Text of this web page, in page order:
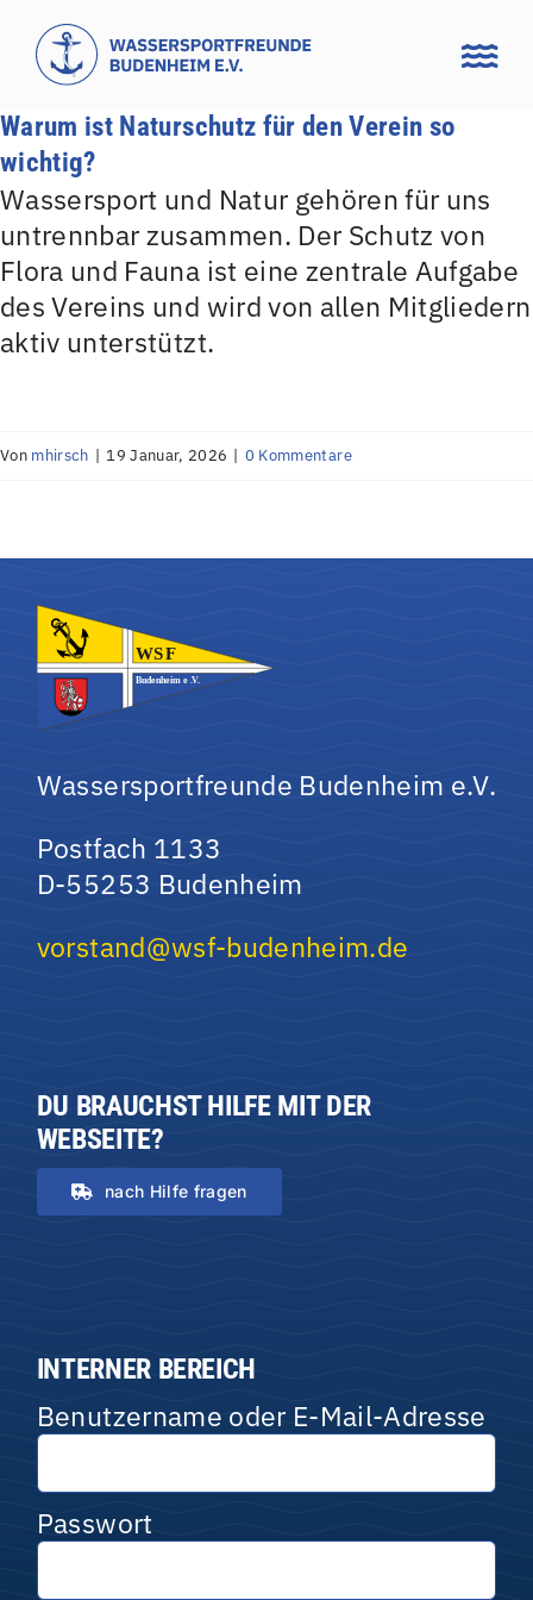
Zum
Inhalt
springen
Warum ist Naturschutz für den Verein so
wichtig?
Wassersport und Natur gehören für uns
untrennbar zusammen. Der Schutz von
Flora und Fauna ist eine zentrale Aufgabe
des Vereins und wird von allen Mitgliedern
aktiv unterstützt.
Von mhirsch | 19 Januar, 2026 | 0 Kommentare
Wassersportfreunde Budenheim e.V.
Postfach 1133
D-55253 Budenheim
vorstand@wsf-budenheim.de
DU BRAUCHST HILFE MIT DER
WEBSEITE?
nach Hilfe fragen
INTERNER BEREICH
Benutzername oder E-Mail-Adresse
Passwort